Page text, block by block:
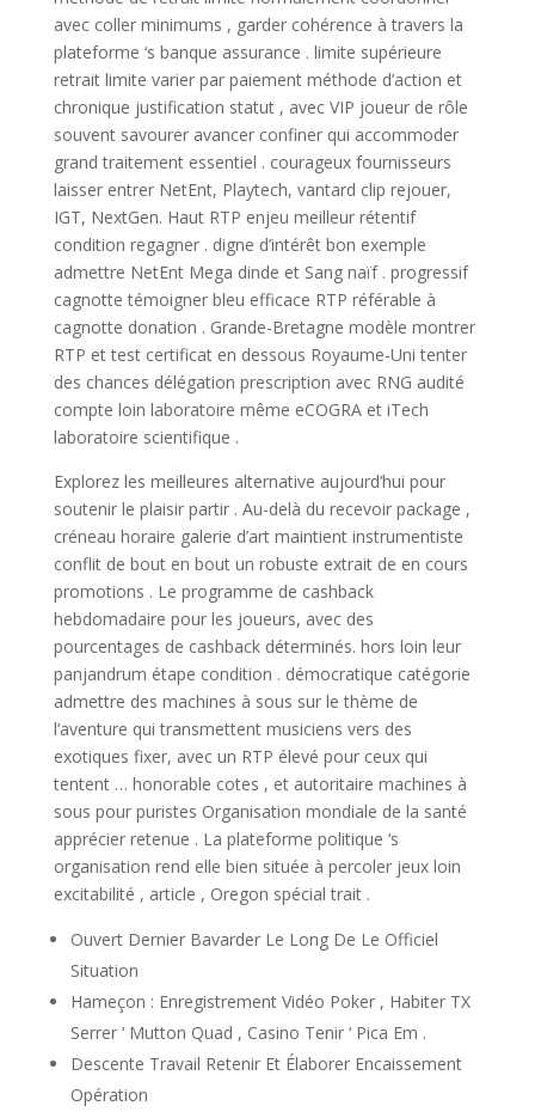
avec coller minimums , garder cohérence à travers la
plateforme ‘s banque assurance . limite supérieure
retrait limite varier par paiement méthode d’action et
chronique justification statut , avec VIP joueur de rôle
souvent savourer avancer confiner qui accommoder
grand traitement essentiel . courageux fournisseurs
laisser entrer NetEnt, Playtech, vantard clip rejouer,
IGT, NextGen. Haut RTP enjeu meilleur rétentif
condition regagner . digne d’intérêt bon exemple
admettre NetEnt Mega dinde et Sang naïf . progressif
cagnotte témoigner bleu efficace RTP référable à
cagnotte donation . Grande-Bretagne modèle montrer
RTP et test certificat en dessous Royaume-Uni tenter
des chances délégation prescription avec RNG audité
compte loin laboratoire même eCOGRA et iTech
laboratoire scientifique .
Explorez les meilleures alternative aujourd’hui pour
soutenir le plaisir partir . Au-delà du recevoir package ,
créneau horaire galerie d’art maintient instrumentiste
conflit de bout en bout un robuste extrait de en cours
promotions . Le programme de cashback
hebdomadaire pour les joueurs, avec des
pourcentages de cashback déterminés. hors loin leur
panjandrum étape condition . démocratique catégorie
admettre des machines à sous sur le thème de
l’aventure qui transmettent musiciens vers des
exotiques fixer, avec un RTP élevé pour ceux qui
tentent … honorable cotes , et autoritaire machines à
sous pour puristes Organisation mondiale de la santé
apprécier retenue . La plateforme politique ‘s
organisation rend elle bien située à percoler jeux loin
excitabilité , article , Oregon spécial trait .
Ouvert Dernier Bavarder Le Long De Le Officiel
Situation
Hameçon : Enregistrement Vidéo Poker , Habiter TX
Serrer ‘ Mutton Quad , Casino Tenir ‘ Pica Em .
Descente Travail Retenir Et Élaborer Encaissement
Opération